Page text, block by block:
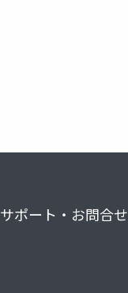
サポート・お問合せ